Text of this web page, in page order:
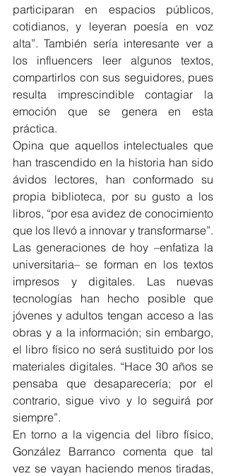
participaran en espacios públicos,
cotidianos, y leyeran poesía en voz
alta”. También sería interesante ver a
los influencers leer algunos textos,
compartirlos con sus seguidores, pues
resulta imprescindible contagiar la
emoción que se genera en esta
práctica.
Opina que aquellos intelectuales que
han trascendido en la historia han sido
ávidos lectores, han conformado su
propia biblioteca, por su gusto a los
libros, “por esa avidez de conocimiento
que los llevó a innovar y transformarse”.
Las generaciones de hoy –enfatiza la
universitaria– se forman en los textos
impresos y digitales. Las nuevas
tecnologías han hecho posible que
jóvenes y adultos tengan acceso a las
obras y a la información; sin embargo,
el libro físico no será sustituido por los
materiales digitales. “Hace 30 años se
pensaba que desaparecería; por el
contrario, sigue vivo y lo seguirá por
siempre”.
En torno a la vigencia del libro físico,
González Barranco comenta que tal
vez se vayan haciendo menos tiradas,